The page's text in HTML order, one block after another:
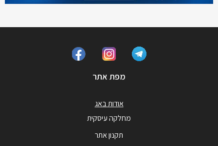
מפת אתר
אודות באג
מחלקה עיסקית
תקנון אתר